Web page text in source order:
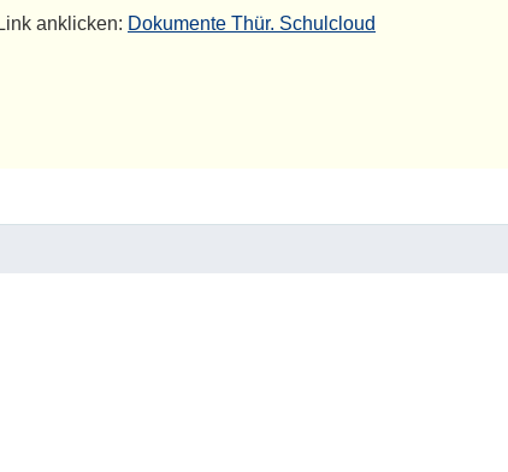
anklicken: Dokumente Thür. Schulcloud